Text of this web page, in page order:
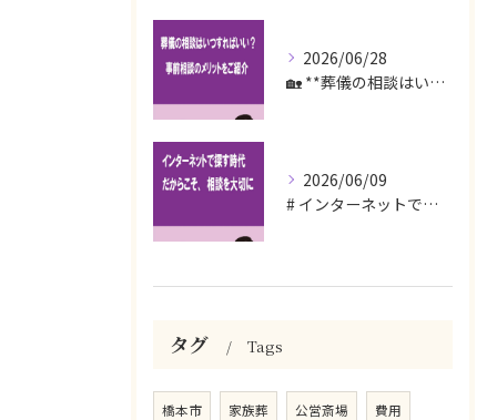
2026/06/28
🏡 **葬儀の相談はいつすればいい？事前相談のメリットをご紹...
2026/06/09
# インターネットで探す時代だからこそ、相談を大切に
タグ Tags
橋本市 家族葬 公営斎場 費用